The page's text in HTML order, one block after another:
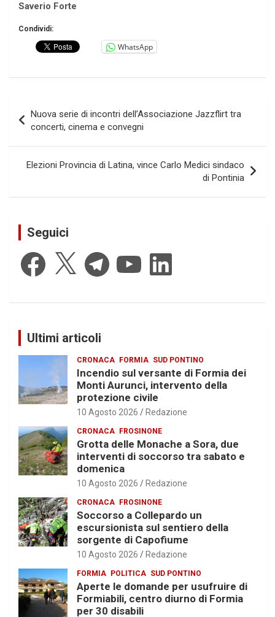
Saverio Forte
Condividi:
WhatsApp
articoli
Nuova serie di incontri dell’Associazione Jazzflirt tra
concerti, cinema e convegni
Elezioni Provincia di Latina, vince Carlo Medici sindaco
di Pontinia
Seguici
Facebook Telegram YouTube LinkedIn
Ultimi articoli
CRONACA FORMIA SUD PONTINO
Incendio sul versante di Formia dei
Monti Aurunci, intervento della
protezione civile
10 Agosto 2026 Redazione
CRONACA FROSINONE
Grotta delle Monache a Sora, due
interventi di soccorso tra sabato e
domenica
10 Agosto 2026 Redazione
CRONACA FROSINONE
Soccorso a Collepardo un
escursionista sul sentiero della
sorgente di Capofiume
10 Agosto 2026 Redazione
FORMIA POLITICA SUD PONTINO
Aperte le domande per usufruire di
Formiabili, centro diurno di Formia
per 30 disabili